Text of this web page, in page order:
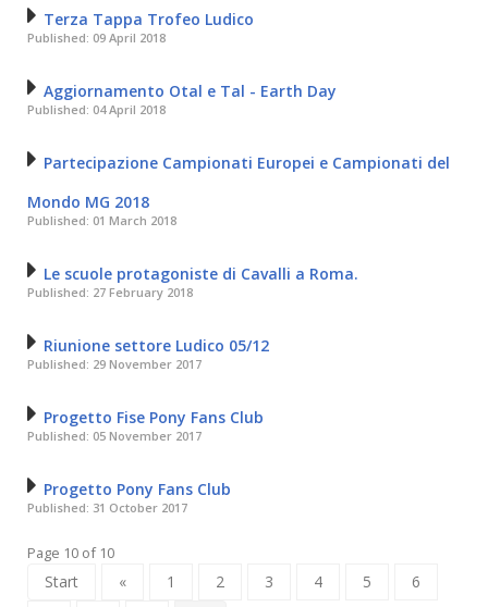
Terza Tappa Trofeo Ludico
Published: 09 April 2018
Aggiornamento Otal e Tal - Earth Day
Published: 04 April 2018
Partecipazione Campionati Europei e Campionati del
Mondo MG 2018
Published: 01 March 2018
Le scuole protagoniste di Cavalli a Roma.
Published: 27 February 2018
Riunione settore Ludico 05/12
Published: 29 November 2017
Progetto Fise Pony Fans Club
Published: 05 November 2017
Progetto Pony Fans Club
Published: 31 October 2017
Page 10 of 10
Start « 1 2 3 4 5
6